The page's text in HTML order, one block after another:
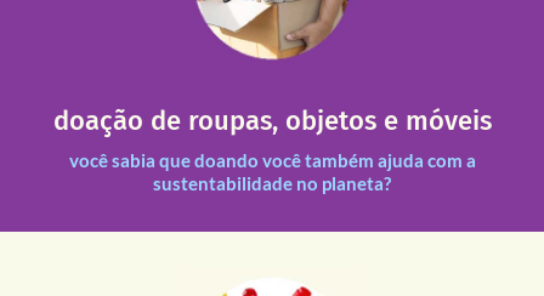
doação de roupas, objetos e móveis
você sabia que doando você também ajuda com a
sustentabilidade no planeta?
entre nossas unidades assim como outras instituições
Você pode doar esses itens na Rua Belmonte, 547 – Vila
Leopoldina – De segunda a sexta, das 8h30 às 11h30 e
das 13h30 às 17h30 (sextas até às 16h30).